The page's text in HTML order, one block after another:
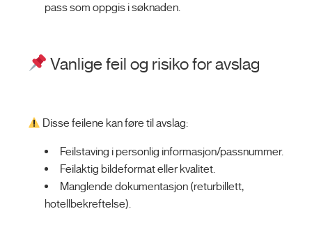
pass som oppgis i søknaden.
Vanlige feil og risiko for avslag
Disse feilene kan føre til avslag:
Feilstaving i personlig informasjon/passnummer.
Feilaktig bildeformat eller kvalitet.
Manglende dokumentasjon (returbillett,
hotellbekreftelse).